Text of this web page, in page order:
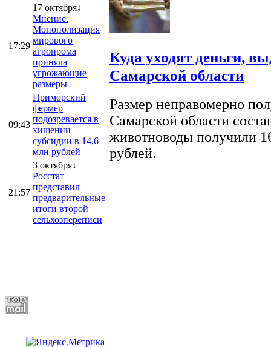
17:29
17 октября↓
Мнение.
Монополизация
мирового
агропрома
приняла
угрожающие
размеры
09:43
Приморский
фермер
подозревается в
хищении
субсидии в 14,6
млн рублей
21:57
3 октября↓
Росстат
представил
предварительные
итоги второй
сельхозпереписи
Куда уходят деньги,
Самарской области
Размер неправомерно
Самарской области
животноводы получили
рублей.